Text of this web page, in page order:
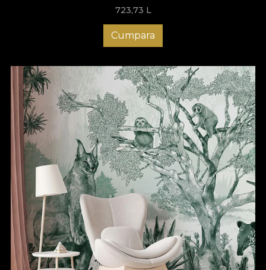
protejat, în care poate crește frumos. Cu noi este mai simplu să
îți faci copilul fericit, așa că te invităm să descoperi la VLAdiLA
tapet pentru camera copiilor și să alegi chiar acum modelul
ideal pentru ca fiecare moment să fie special pentru cel mic!
723,73 L
Cumpara